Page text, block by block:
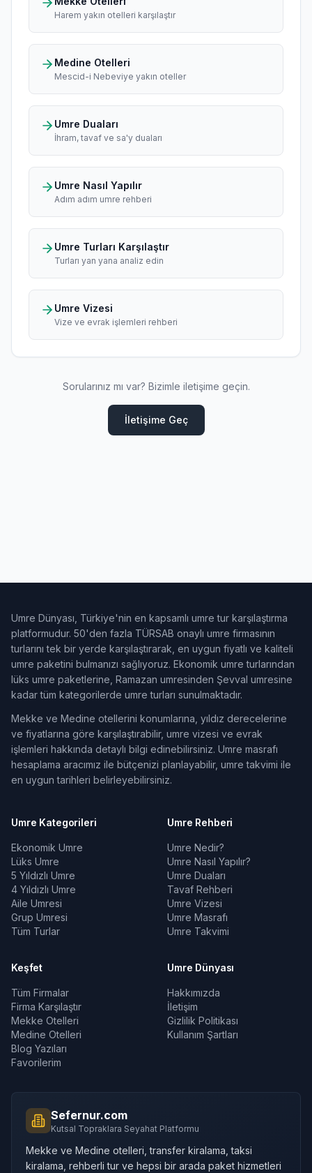
Harem yakın otelleri karşılaştır
Medine Otelleri
Mescid-i Nebeviye yakın oteller
Umre Duaları
İhram, tavaf ve sa'y duaları
Umre Nasıl Yapılır
Adım adım umre rehberi
Umre Turları Karşılaştır
Turları yan yana analiz edin
Umre Vizesi
Vize ve evrak işlemleri rehberi
Sorularınız mı var? Bizimle iletişime geçin.
İletişime Geç
Umre Dünyası, Türkiye'nin en kapsamlı umre tur karşılaştırma
platformudur. 50'den fazla TÜRSAB onaylı umre firmasının
turlarını tek bir yerde karşılaştırarak, en uygun fiyatlı ve kaliteli
umre paketini bulmanızı sağlıyoruz. Ekonomik umre turlarından
lüks umre paketlerine, Ramazan umresinden Şevval umresine
kadar tüm kategorilerde umre turları sunulmaktadır.
Mekke ve Medine otellerini konumlarına, yıldız derecelerine
ve fiyatlarına göre karşılaştırabilir, umre vizesi ve evrak
işlemleri hakkında detaylı bilgi edinebilirsiniz. Umre masrafı
hesaplama aracımız ile bütçenizi planlayabilir, umre takvimi ile
en uygun tarihleri belirleyebilirsiniz.
Umre Kategorileri
Ekonomik Umre
Lüks Umre
5 Yıldızlı Umre
4 Yıldızlı Umre
Aile Umresi
Grup Umresi
Tüm Turlar
Umre Rehberi
Umre Nedir?
Umre Nasıl Yapılır?
Umre Duaları
Tavaf Rehberi
Umre Vizesi
Umre Masrafı
Umre Takvimi
Keşfet
Tüm Firmalar
Firma Karşılaştır
Mekke Otelleri
Medine Otelleri
Blog Yazıları
Favorilerim
Umre Dünyası
Hakkımızda
İletişim
Gizlilik Politikası
Kullanım Şartları
Sefernur.com
Kutsal Topraklara Seyahat Platformu
Mekke ve Medine otelleri, transfer kiralama, taksi
kiralama, rehberli tur ve hepsi bir arada paket hizmetleri